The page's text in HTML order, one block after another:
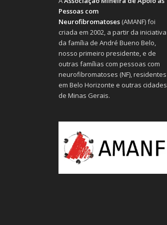
Pessoas com
Neurofibromatoses (AMANF) foi
criada em 2002, a partir da iniciativa
da família de André Bueno Belo,
nosso primeiro presidente, e de
outras famílias com pessoas com
neurofibromatoses (NF), residentes
em Belo Horizonte e outras cidades
de Minas Gerais.